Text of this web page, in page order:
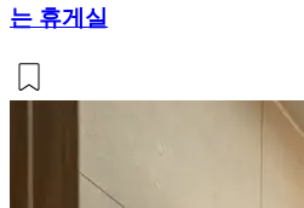
는 휴게실